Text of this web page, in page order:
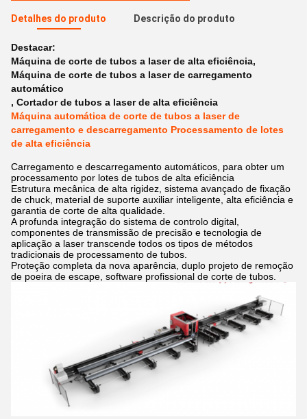
Detalhes do produto Descrição do produto
Destacar:
Máquina de corte de tubos a laser de alta eficiência,
Máquina de corte de tubos a laser de carregamento
automático
, Cortador de tubos a laser de alta eficiência
Máquina automática de corte de tubos a laser de
carregamento e descarregamento Processamento de lotes
de alta eficiência
Carregamento e descarregamento automáticos, para obter um
processamento por lotes de tubos de alta eficiência
Estrutura mecânica de alta rigidez, sistema avançado de fixação
de chuck, material de suporte auxiliar inteligente, alta eficiência e
garantia de corte de alta qualidade.
A profunda integração do sistema de controlo digital,
componentes de transmissão de precisão e tecnologia de
aplicação a laser transcende todos os tipos de métodos
tradicionais de processamento de tubos.
Proteção completa da nova aparência, duplo projeto de remoção
de poeira de escape, software profissional de corte de tubos.